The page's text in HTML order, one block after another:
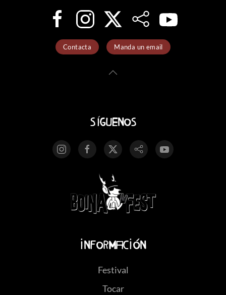
Contacta Manda un email
Síguenos
Información
Festival
Tocar